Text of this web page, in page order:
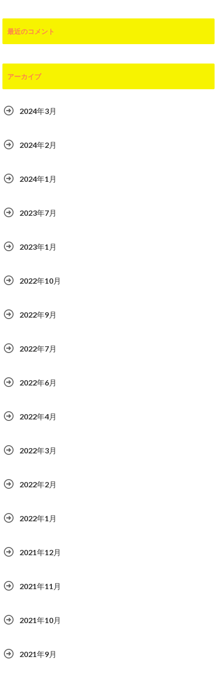
最近のコメント
アーカイブ
2024年3月
2024年2月
2024年1月
2023年7月
2023年1月
2022年10月
2022年9月
2022年7月
2022年6月
2022年4月
2022年3月
2022年2月
2022年1月
2021年12月
2021年11月
2021年10月
2021年9月